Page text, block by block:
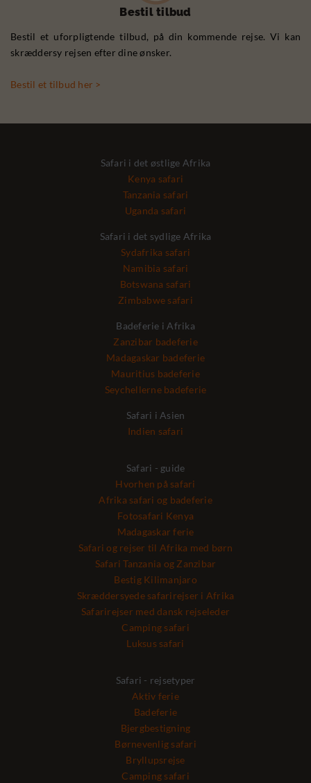
Bestil tilbud
Bestil et uforpligtende tilbud, på din kommende rejse. Vi kan
skræddersy rejsen efter dine ønsker.
Bestil et tilbud her >
Safari i det østlige Afrika
Kenya safari
Tanzania safari
Uganda safari
Safari i det sydlige Afrika
Sydafrika safari
Namibia safari
Botswana safari
Zimbabwe safari
Badeferie i Afrika
Zanzibar badeferie
Madagaskar badeferie
Mauritius badeferie
Seychellerne badeferie
Safari i Asien
Indien safari
Safari - guide
Hvorhen på safari
Afrika safari og badeferie
Fotosafari Kenya
Madagaskar ferie
Safari og rejser til Afrika med børn
Safari Tanzania og Zanzibar
Bestig Kilimanjaro
Skræddersyede safarirejser i Afrika
Safarirejser med dansk rejseleder
Camping safari
Luksus safari
Safari - rejsetyper
Aktiv ferie
Badeferie
Bjergbestigning
Børnevenlig safari
Bryllupsrejse
Camping safari